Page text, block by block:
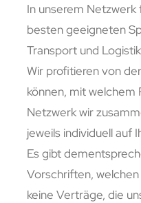
In unserem
besten geeigneten
Transport und
Wir profitieren von
können, mit welchem
Netzwerk wir
jeweils individuell auf
Es gibt
Vorschriften,
keine Verträge, die